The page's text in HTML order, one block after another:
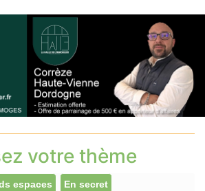
votre thème
espaces En secret